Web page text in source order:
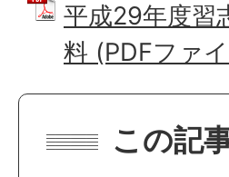
平成29年度習
料 (PDFファ
この記